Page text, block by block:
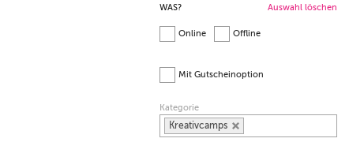
WIEN
REGIONEN
WAS? Auswahl löschen
Online Offline
Mit Gutscheinoption
Kategorie
Kreativcamps